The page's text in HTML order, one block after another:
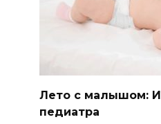
Лето с малышом:
педиатра